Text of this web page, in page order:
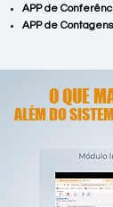
APP de
APP de
O QUE
ALÉM DO